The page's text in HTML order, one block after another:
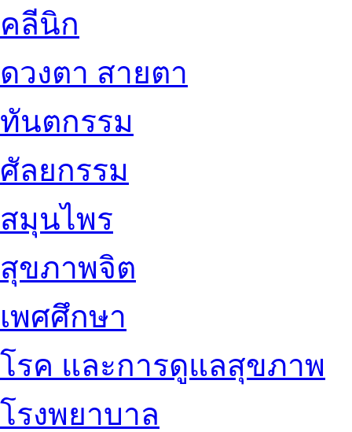
คลีนิก
ดวงตา สายตา
ทันตกรรม
ศัลยกรรม
สมุนไพร
สุขภาพจิต
เพศศึกษา
โรค และการดูแลสุขภาพ
โรงพยาบาล